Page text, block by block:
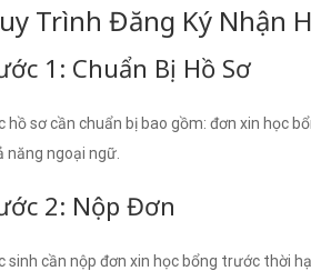
Trình Đăng Ký Nhận
1: Chuẩn Bị Hồ Sơ
hồ sơ cần chuẩn bị bao gồm: đơn xin học
năng ngoại ngữ.
2: Nộp Đơn
sinh cần nộp đơn xin học bổng trước thời